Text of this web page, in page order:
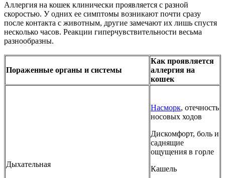
Аллергия на кошек клинически проявляется с разной
скоростью. У одних ее симптомы возникают почти сразу
после контакта с животным, другие замечают их лишь спустя
несколько часов. Реакции гиперчувствительности весьма
разнообразны.
Пораженные органы и системы
Как проявляется
аллергия на
кошек
Дыхательная
Насморк, отечность
носовых ходов
Дискомфорт, боль и
саднящие
ощущения в горле
Кашель